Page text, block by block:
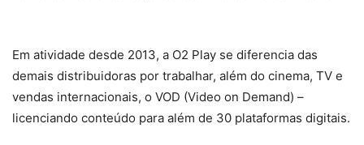
Em atividade desde 2013, a O2 Play se diferencia das
demais distribuidoras por trabalhar, além do cinema, TV e
vendas internacionais, o VOD (Video on Demand) –
licenciando conteúdo para além de 30 plataformas digitais.